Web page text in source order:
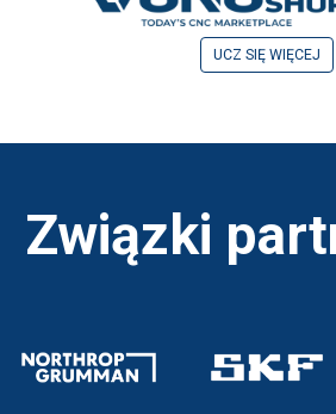
UCZ SIĘ WIĘCEJ
Związki